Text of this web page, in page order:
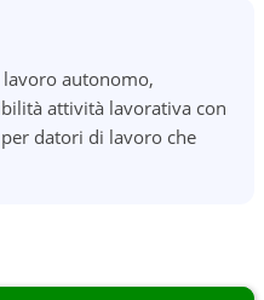
autonomo,
attività lavorativa con
datori di lavoro che